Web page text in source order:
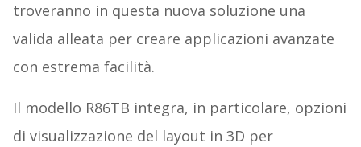
troveranno in questa nuova soluzione una
valida alleata per creare applicazioni avanzate
con estrema facilità.
Il modello R86TB integra, in particolare, opzioni
di visualizzazione del layout in 3D per